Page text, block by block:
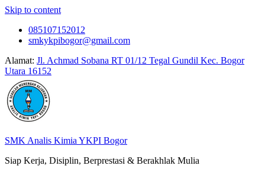
Skip to content
085107152012
smkykpibogor@gmail.com
Alamat: Jl. Achmad Sobana RT 01/12 Tegal Gundil Kec. Bogor
Utara 16152
SMK Analis Kimia YKPI Bogor
Siap Kerja, Disiplin, Berprestasi & Berakhlak Mulia